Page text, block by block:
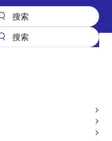
W/-EDGE